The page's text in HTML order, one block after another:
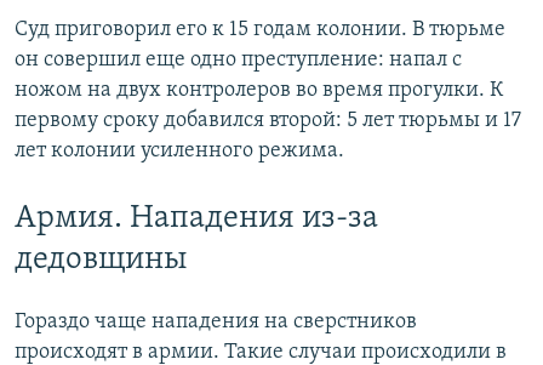
Суд приговорил его к 15 годам колонии. В тюрьме
он совершил еще одно преступление: напал с
ножом на двух контролеров во время прогулки. К
первому сроку добавился второй: 5 лет тюрьмы и 17
лет колонии усиленного режима.
Армия. Нападения из-за
дедовщины
Гораздо чаще нападения на сверстников
происходят в армии. Такие случаи происходили в